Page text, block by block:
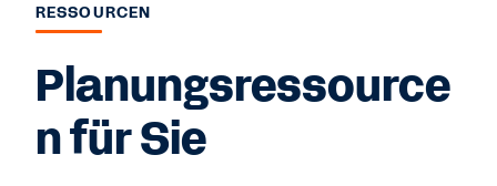
RESSOURCEN
Planungsressource
n für Sie